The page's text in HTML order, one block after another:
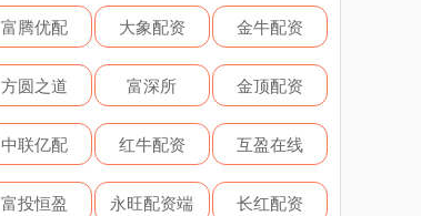
富腾优配 大象配资 金牛配资
方圆之道 富深所 金顶配资
中联亿配 红牛配资 互盈在线
富投恒盈 永旺配资端 长红配资